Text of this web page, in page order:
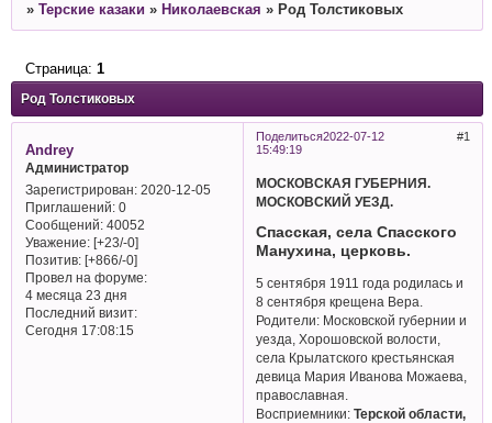
» Терские казаки » Николаевская » Род Толстиковых
Род Толстиковых
Страница: 1
Поделиться 1
2022-07-12
15:49:19
Andrey
Администратор
Зарегистрирован: 2020-12-05
Приглашений:0
Сообщений:40052
Уважение: [+23/-0]
Позитив: [+866/-0]
Провел на форуме:
4 месяца 23 дня
Последний визит:
Сегодня 17:08:15
МОСКОВСКАЯ ГУБЕРНИЯ.
МОСКОВСКИЙ УЕЗД.
Спасская, села Спасского
Манухина, церковь.
5 сентября 1911 года родилась и
8 сентября крещена Вера.
Родители: Московской губернии и
уезда, Хорошовской волости,
села Крылатского крестьянская
девица Мария Иванова Можаева,
православная.
Восприемники:Терской области,